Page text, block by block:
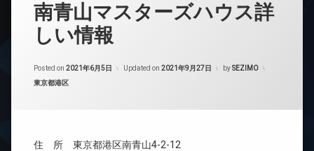
南青山マスターズハウス詳
しい情報
Posted on 2021年6月5日 Updated on 2021年9月27日 bySEZIMO
カテゴリー:
東京都港区
住 所 東京都港区南青山4-2-12